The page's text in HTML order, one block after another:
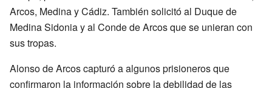
Arcos, Medina y Cádiz. También solicitó al Duque de
Medina Sidonia y al Conde de Arcos que se unieran con
sus tropas.
Alonso de Arcos capturó a algunos prisioneros que
confirmaron la información sobre la debilidad de las